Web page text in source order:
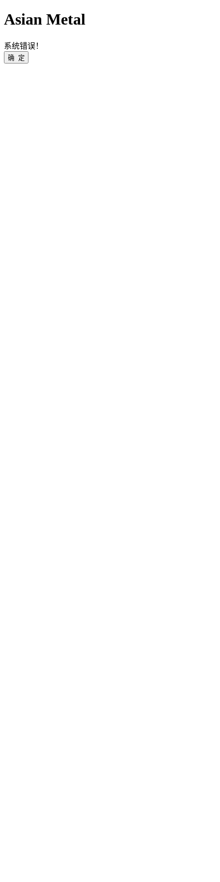
Asian Metal
系统错误！